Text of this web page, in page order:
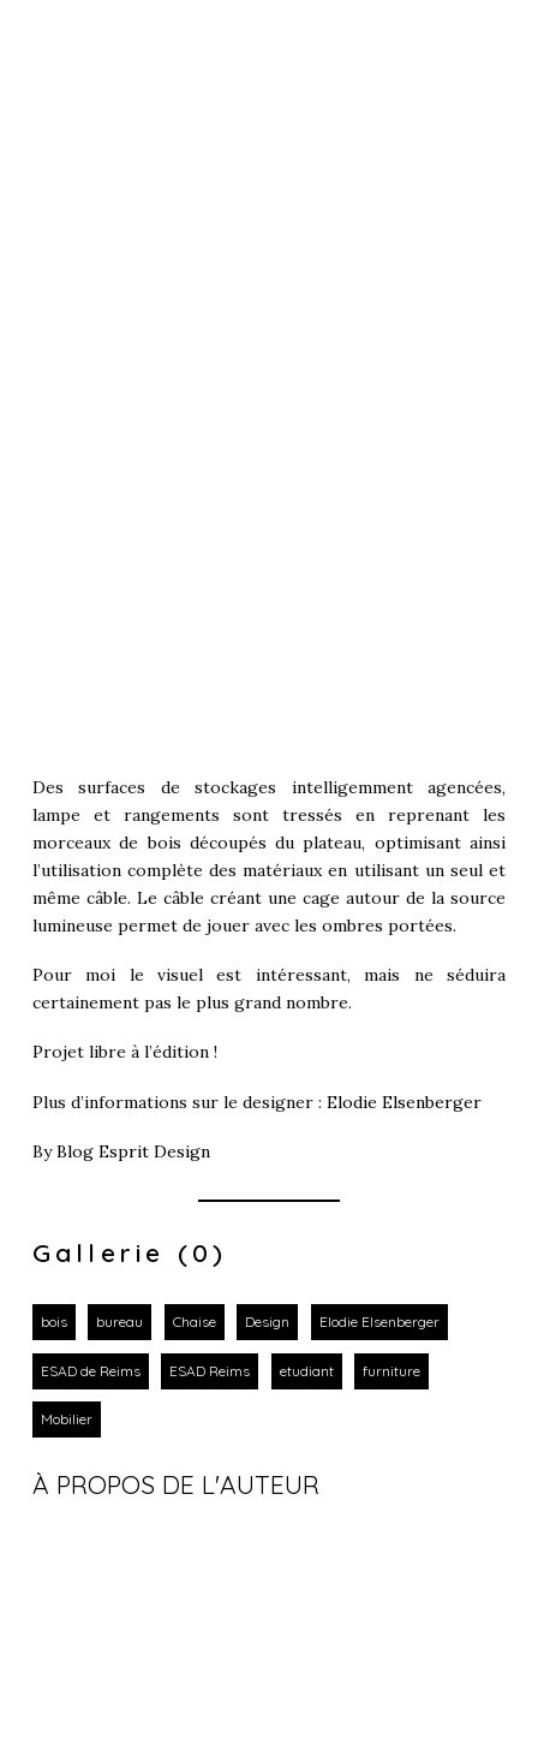
Des surfaces de stockages intelligemment agencées,
lampe et rangements sont tressés en reprenant les
morceaux de bois découpés du plateau, optimisant ainsi
l’utilisation complète des matériaux en utilisant un seul et
même câble. Le câble créant une cage autour de la source
lumineuse permet de jouer avec les ombres portées.
Pour moi le visuel est intéressant, mais ne séduira
certainement pas le plus grand nombre.
Projet libre à l’édition !
Plus d’informations sur le designer : Elodie Elsenberger
ByBlog Esprit Design
Gallerie (0)
bois bureau Chaise Design Elodie Elsenberger
ESAD de Reims ESAD Reims etudiant furniture
Mobilier
À PROPOS DE L'AUTEUR